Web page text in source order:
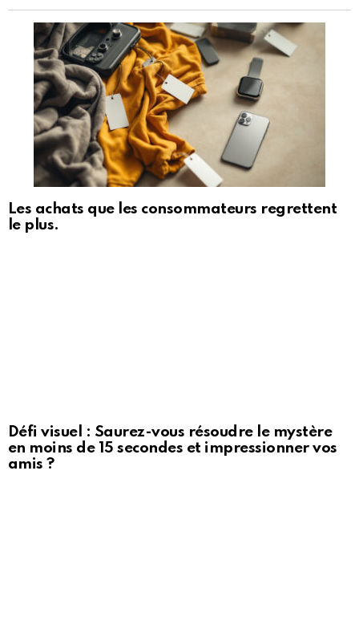
Les achats que les consommateurs regrettent
le plus.
Défi visuel : Saurez-vous résoudre le mystère
en moins de 15 secondes et impressionner vos
amis ?